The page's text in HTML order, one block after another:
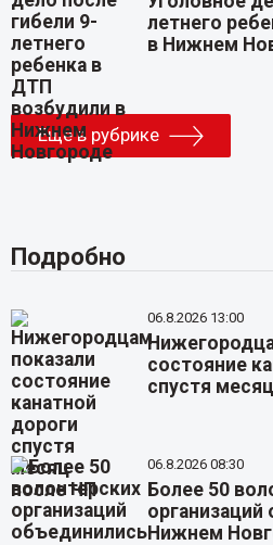
летнего
в Нижнем
Еще в рубрике
Подробно
06.8.2026 13:00
состояние
спустя
06.8.2026 08:30
Более 50
Нижнем